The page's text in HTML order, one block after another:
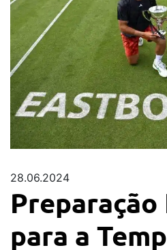
28.06.2024
Preparação
para a